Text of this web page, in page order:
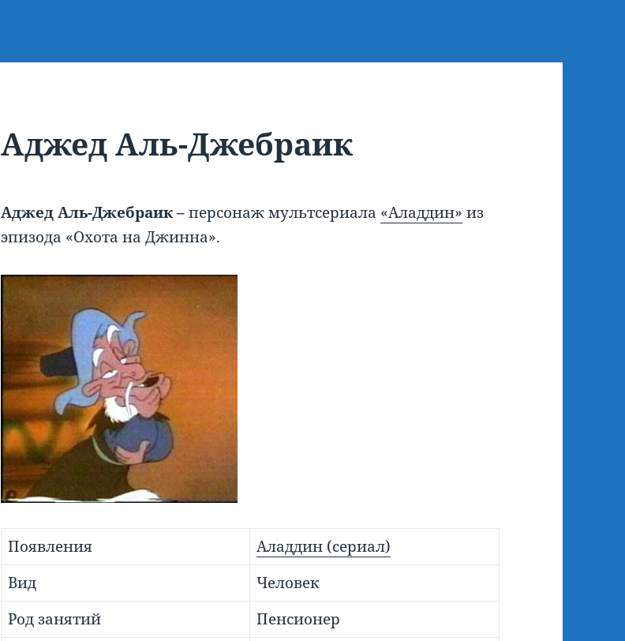
Аджед Аль-Джебраик
Аджед Аль-Джебраик –персонаж мультсериала «Аладдин» из
эпизода «Охота на Джинна».
Появления
Аладдин (сериал)
Вид
Человек
Род занятий
Пенсионер